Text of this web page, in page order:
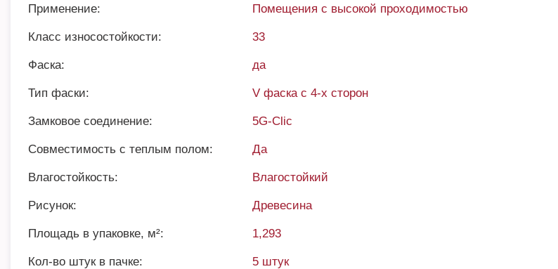
Применение: Помещения с высокой проходимостью
Класс износостойкости: 33
Фаска: да
Тип фаски: V фаска с 4-х сторон
Замковое соединение: 5G-Clic
Совместимость с теплым полом: Да
Влагостойкость: Влагостойкий
Рисунок: Древесина
Площадь в упаковке, м²: 1,293
Кол-во штук в пачке: 5 штук